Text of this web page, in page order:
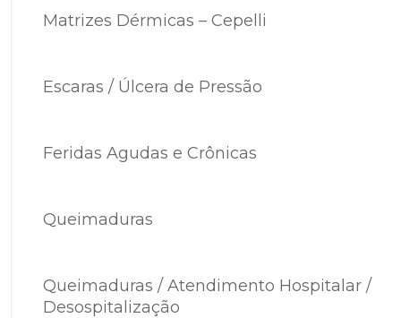
Matrizes Dérmicas – Cepelli
Escaras / Úlcera de Pressão
Feridas Agudas e Crônicas
Queimaduras
Queimaduras / Atendimento Hospitalar /
Desospitalização